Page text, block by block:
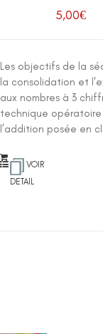
5,00€
Les objectifs de la
la consolidation et
aux nombres à 3
technique
l’addition posée en
VOIR
DETAIL